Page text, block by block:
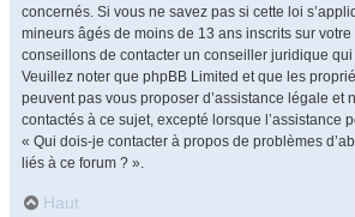
concernés. Si vous ne savez pas si cette loi
mineurs âgés de moins de 13 ans inscrits sur
conseillons de contacter un conseiller juridique
Veuillez noter que phpBB Limited et que les
peuvent pas vous proposer d’assistance légale et
contactés à ce sujet, excepté lorsque l’assistance
« Qui dois-je contacter à propos de problèmes
liés à ce forum ? ».
Haut